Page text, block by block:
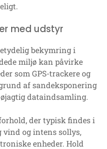
med udstyr
bekymring i
miljø kan påvirke
som GPS-trackere og
af sandeksponering
dataindsamling.
der typisk findes i
og intens sollys,
enheder. Hold